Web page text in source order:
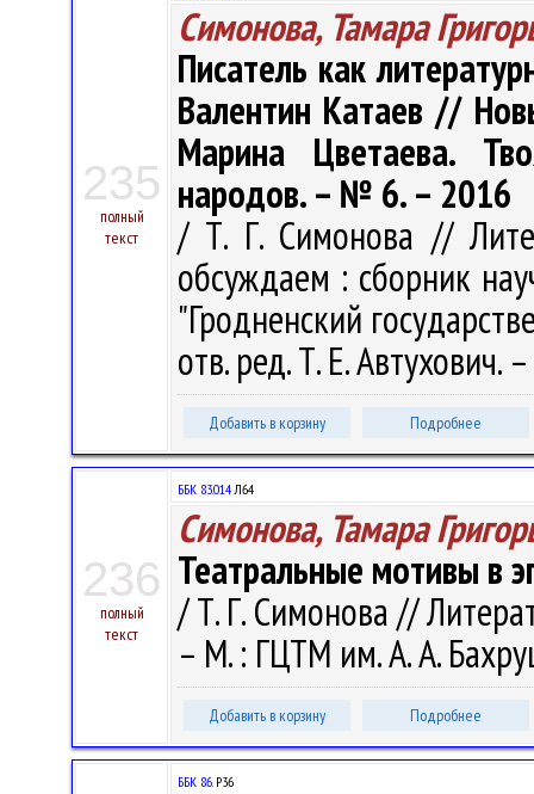
235
полный
текст
Симонова, Тамара
Писатель как
Валентин Катаев //
Марина Цветаева.
народов. – № 6. – 2016
/ Т. Г. Симонова //
обсуждаем : сборник
"Гродненский
отв. ред. Т. Е.
Добавить в корзину Подробнее
236
полный
текст
ББК 83.014Л64
Симонова, Тамара
Театральные мотивы в
/ Т. Г. Симонова //
– М. : ГЦТМ им. А. А.
Добавить в корзину Подробнее
ББК 86.Р36